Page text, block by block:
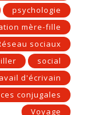
psychologie
mère-fille
sociaux
social
d'écrivain
conjugales
Voyage